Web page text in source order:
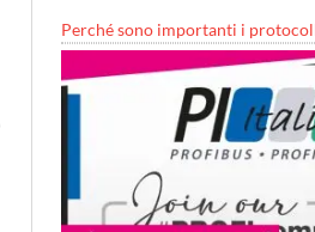
Perché sono importanti i